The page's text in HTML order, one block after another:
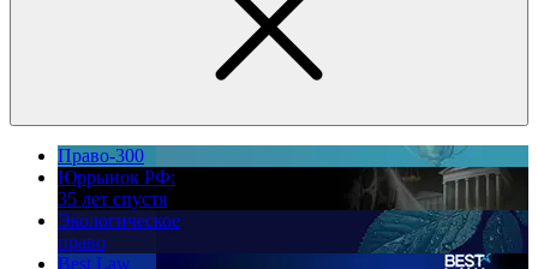
Право-300
Юррынок РФ:
35 лет спустя
Экологическое
право
Best Law